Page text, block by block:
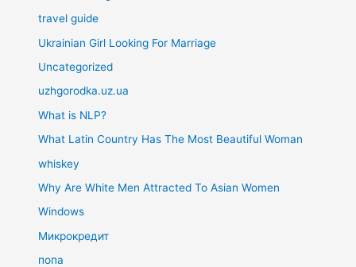
travel guide
Ukrainian Girl Looking For Marriage
Uncategorized
uzhgorodka.uz.ua
What is NLP?
What Latin Country Has The Most Beautiful Woman
whiskey
Why Are White Men Attracted To Asian Women
Windows
Микрокредит
попа